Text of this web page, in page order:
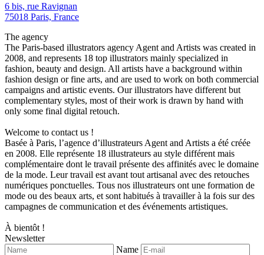
6 bis, rue Ravignan
75018 Paris, France
The agency
The Paris-based illustrators agency Agent and Artists was created in
2008, and represents 18 top illustrators mainly specialized in
fashion, beauty and design. All artists have a background within
fashion design or fine arts, and are used to work on both commercial
campaigns and artistic events. Our illustrators have different but
complementary styles, most of their work is drawn by hand with
only some final digital retouch.
Welcome to contact us !
Basée à Paris, l’agence d’illustrateurs Agent and Artists a été créée
en 2008. Elle représente 18 illustrateurs au style différent mais
complémentaire dont le travail présente des affinités avec le domaine
de la mode. Leur travail est avant tout artisanal avec des retouches
numériques ponctuelles. Tous nos illustrateurs ont une formation de
mode ou des beaux arts, et sont habitués à travailler à la fois sur des
campagnes de communication et des événements artistiques.
À bientôt !
Newsletter
Name